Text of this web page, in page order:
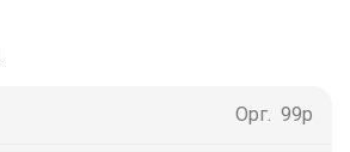
Орг. 99р